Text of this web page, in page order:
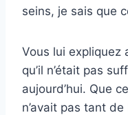
seins, je sais que
Vous lui expliquez
qu’il n’était pas
aujourd’hui. Que
n’avait pas tant